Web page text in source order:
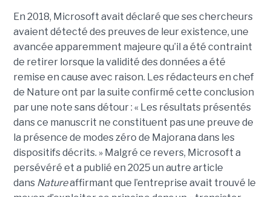
En 2018, Microsoft avait déclaré que ses chercheurs
avaient détecté des preuves de leur existence, une
avancée apparemment majeure qu’il a été contraint
de retirer lorsque la validité des données a été
remise en cause avec raison. Les rédacteurs en chef
de Nature ont par la suite confirmé cette conclusion
par une note sans détour : « Les résultats présentés
dans ce manuscrit ne constituent pas une preuve de
la présence de modes zéro de Majorana dans les
dispositifs décrits. » Malgré ce revers, Microsoft a
persévéré et a publié en 2025 un autre article
dans Natureaffirmant que l’entreprise avait trouvé le